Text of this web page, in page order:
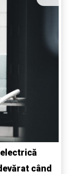
când